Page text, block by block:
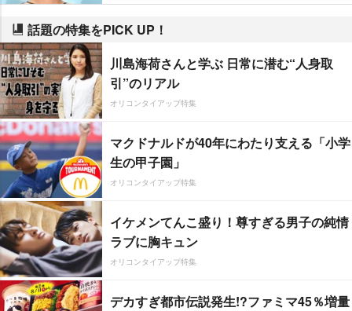
話題の特集をPICK UP！
川島海荷さんと学ぶ 日常に潜む“人身取
引”のリアル
オリコンタイアップ特集
マクドナルドが40年にわたり支える「小学
生の甲子園」
オリコンタイアップ特集
イケメンてんこ盛り！尊すぎる男子の純情
ラブに胸キュン
オリコンタイアップ特集
デカすぎ都市伝説発生!?ファミマ45％増量